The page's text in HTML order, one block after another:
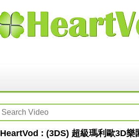
HeartVod : (3DS) 超級瑪利歐3D